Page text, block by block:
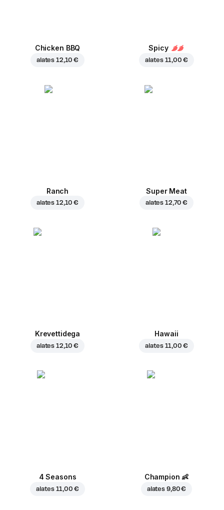
Chicken BBQ
alates 12,10 €
Spicy
alates 11,00 €
Ranch
alates 12,10 €
Super Meat
alates 12,70 €
Krevettidega
alates 12,10 €
Hawaii
alates 11,00 €
4 Seasons
alates 11,00 €
Champion 👶
alates 9,80 €